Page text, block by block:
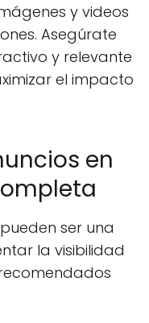
y videos
Asegúrate
y relevante
el impacto
en
ser una
la visibilidad